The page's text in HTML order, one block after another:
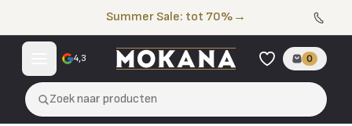
Summer Sale: tot 70% →
4,3 0
Zoek naar producten